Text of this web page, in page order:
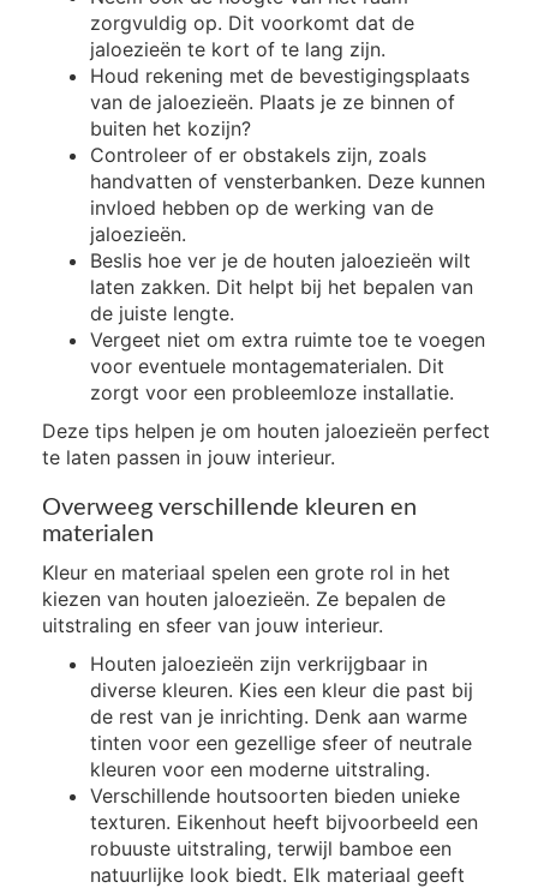
zorgvuldig op. Dit voorkomt dat de
jaloezieën te kort of te lang zijn.
Houd rekening met de bevestigingsplaats
van de jaloezieën. Plaats je ze binnen of
buiten het kozijn?
Controleer of er obstakels zijn, zoals
handvatten of vensterbanken. Deze kunnen
invloed hebben op de werking van de
jaloezieën.
Beslis hoe ver je de houten jaloezieën wilt
laten zakken. Dit helpt bij het bepalen van
de juiste lengte.
Vergeet niet om extra ruimte toe te voegen
voor eventuele montagematerialen. Dit
zorgt voor een probleemloze installatie.
Deze tips helpen je om houten jaloezieën perfect
te laten passen in jouw interieur.
Overweeg verschillende kleuren en
materialen
Kleur en materiaal spelen een grote rol in het
kiezen van houten jaloezieën. Ze bepalen de
uitstraling en sfeer van jouw interieur.
Houten jaloezieën zijn verkrijgbaar in
diverse kleuren. Kies een kleur die past bij
de rest van je inrichting. Denk aan warme
tinten voor een gezellige sfeer of neutrale
kleuren voor een moderne uitstraling.
Verschillende houtsoorten bieden unieke
texturen. Eikenhout heeft bijvoorbeeld een
robuuste uitstraling, terwijl bamboe een
natuurlijke look biedt. Elk materiaal geeft